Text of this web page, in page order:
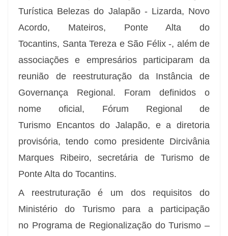
Turística Belezas do Jalapão - Lizarda, Novo
Acordo, Mateiros, Ponte Alta do
Tocantins, Santa Tereza e São Félix -, além de
associações e empresários participaram da
reunião de reestruturação da Instância de
Governança Regional. Foram definidos o
nome oficial, Fórum Regional de
Turismo Encantos do Jalapão, e a diretoria
provisória, tendo como presidente Dircivânia
Marques Ribeiro, secretária de Turismo de
Ponte Alta do Tocantins.
A reestruturação é um dos requisitos do
Ministério do Turismo para a participação
no Programa de Regionalização do Turismo –